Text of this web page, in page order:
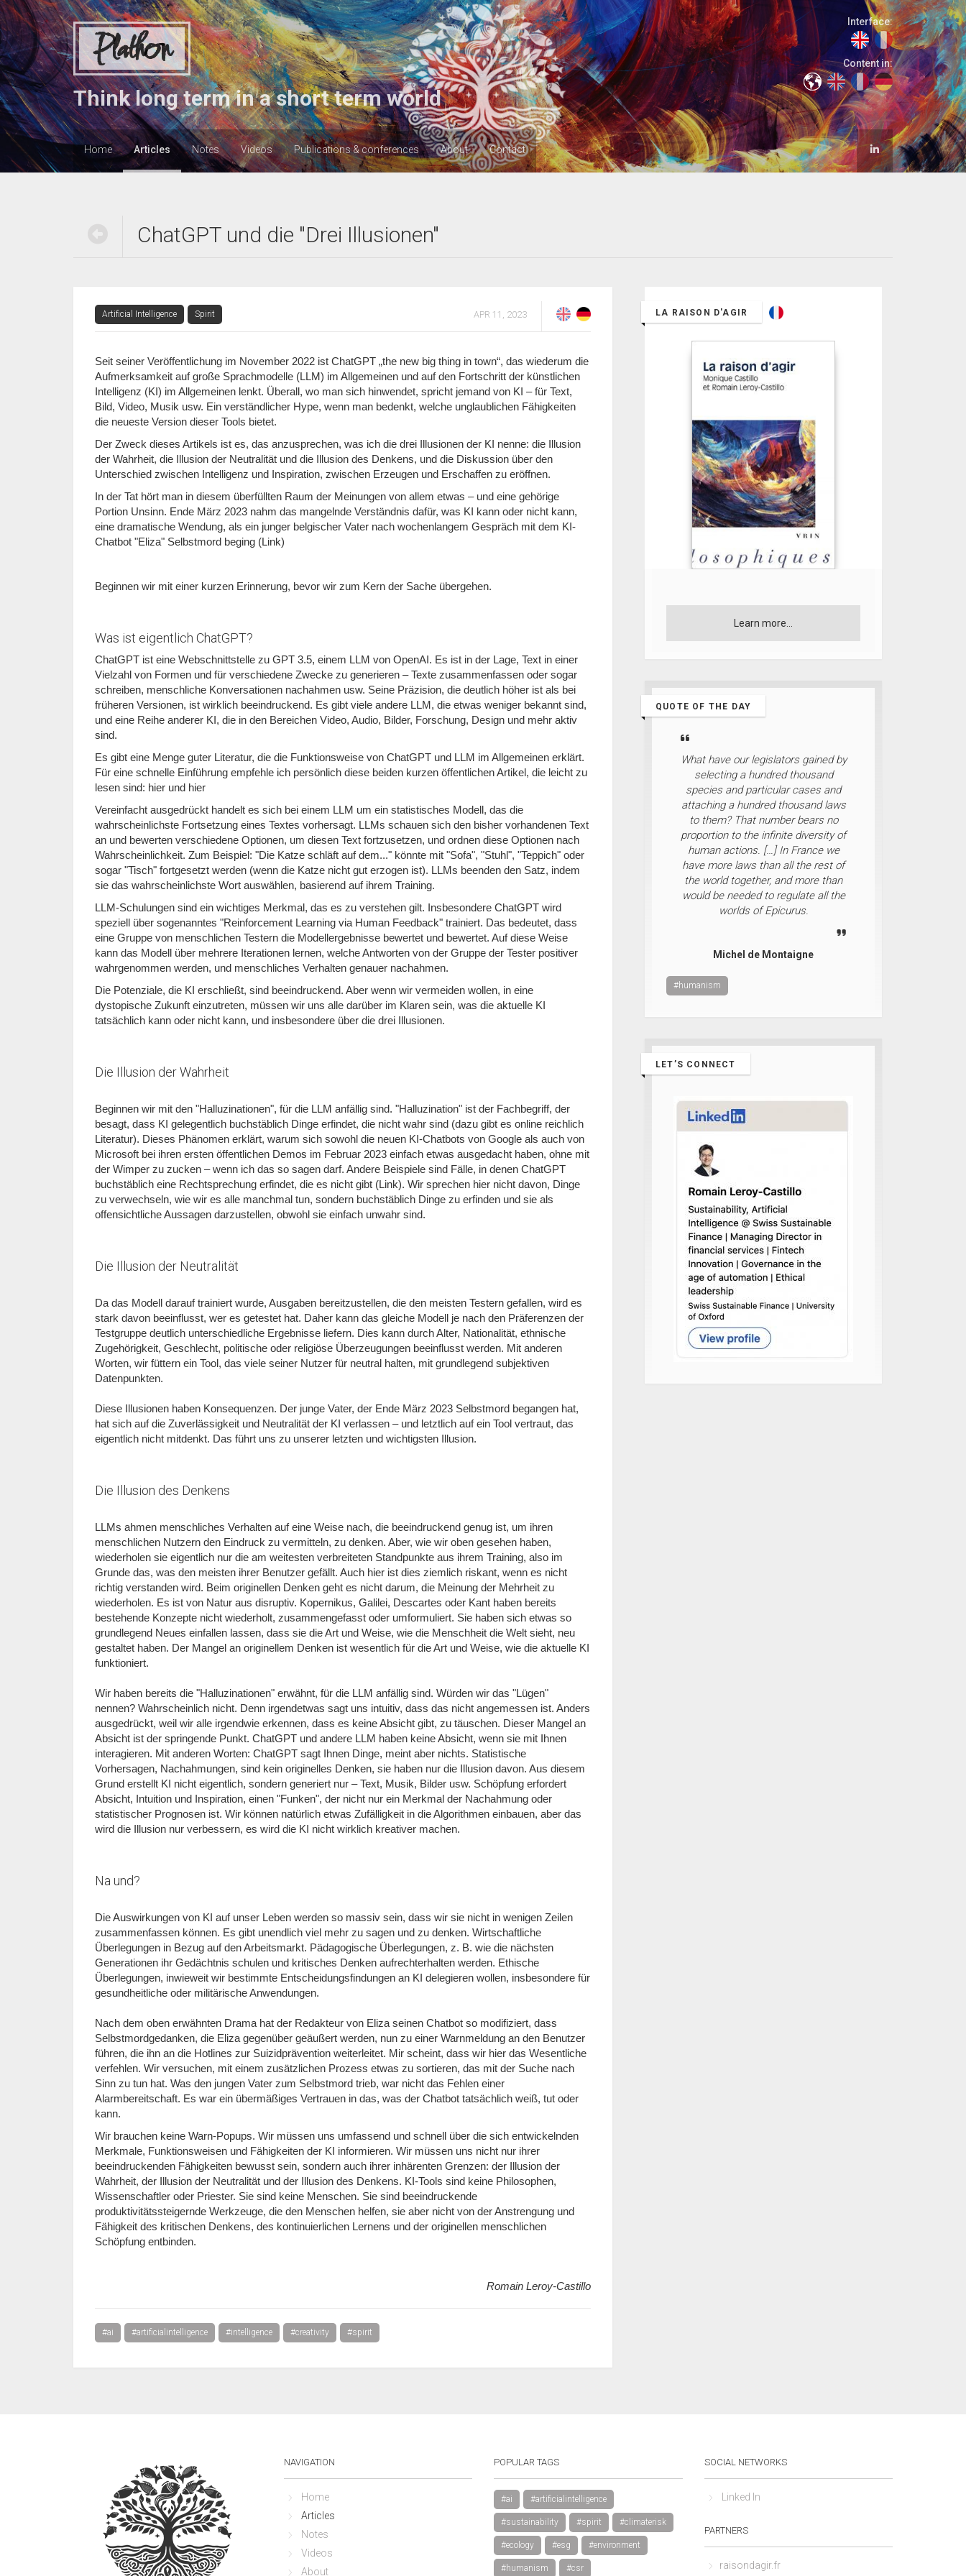
Plathon
Think long term in a short term world
Interface:
Content in:
Home Articles Notes Videos Publications & conferences About Contact
ChatGPT und die "Drei Illusionen"
Artificial Intelligence Spirit APR 11, 2023
Seit seiner Veröffentlichung im November 2022 ist ChatGPT „the new big thing in town“, das wiederum die
Aufmerksamkeit auf große Sprachmodelle (LLM) im Allgemeinen und auf den Fortschritt der künstlichen
Intelligenz (KI) im Allgemeinen lenkt. Überall, wo man sich hinwendet, spricht jemand von KI – für Text,
Bild, Video, Musik usw. Ein verständlicher Hype, wenn man bedenkt, welche unglaublichen Fähigkeiten
die neueste Version dieser Tools bietet.
Der Zweck dieses Artikels ist es, das anzusprechen, was ich die drei Illusionen der KI nenne: die Illusion
der Wahrheit, die Illusion der Neutralität und die Illusion des Denkens, und die Diskussion über den
Unterschied zwischen Intelligenz und Inspiration, zwischen Erzeugen und Erschaffen zu eröffnen.
In der Tat hört man in diesem überfüllten Raum der Meinungen von allem etwas – und eine gehörige
Portion Unsinn. Ende März 2023 nahm das mangelnde Verständnis dafür, was KI kann oder nicht kann,
eine dramatische Wendung, als ein junger belgischer Vater nach wochenlangem Gespräch mit dem KI-
Chatbot "Eliza" Selbstmord beging (Link)
Beginnen wir mit einer kurzen Erinnerung, bevor wir zum Kern der Sache übergehen.
Was ist eigentlich ChatGPT?
ChatGPT ist eine Webschnittstelle zu GPT 3.5, einem LLM von OpenAI. Es ist in der Lage, Text in einer
Vielzahl von Formen und für verschiedene Zwecke zu generieren – Texte zusammenfassen oder sogar
schreiben, menschliche Konversationen nachahmen usw. Seine Präzision, die deutlich höher ist als bei
früheren Versionen, ist wirklich beeindruckend. Es gibt viele andere LLM, die etwas weniger bekannt sind,
und eine Reihe anderer KI, die in den Bereichen Video, Audio, Bilder, Forschung, Design und mehr aktiv
sind.
Es gibt eine Menge guter Literatur, die die Funktionsweise von ChatGPT und LLM im Allgemeinen erklärt.
Für eine schnelle Einführung empfehle ich persönlich diese beiden kurzen öffentlichen Artikel, die leicht zu
lesen sind: hier und hier
Vereinfacht ausgedrückt handelt es sich bei einem LLM um ein statistisches Modell, das die
wahrscheinlichste Fortsetzung eines Textes vorhersagt. LLMs schauen sich den bisher vorhandenen Text
an und bewerten verschiedene Optionen, um diesen Text fortzusetzen, und ordnen diese Optionen nach
Wahrscheinlichkeit. Zum Beispiel: "Die Katze schläft auf dem..." könnte mit "Sofa", "Stuhl", "Teppich" oder
sogar "Tisch" fortgesetzt werden (wenn die Katze nicht gut erzogen ist). LLMs beenden den Satz, indem
sie das wahrscheinlichste Wort auswählen, basierend auf ihrem Training.
LLM-Schulungen sind ein wichtiges Merkmal, das es zu verstehen gilt. Insbesondere ChatGPT wird
speziell über sogenanntes "Reinforcement Learning via Human Feedback" trainiert. Das bedeutet, dass
eine Gruppe von menschlichen Testern die Modellergebnisse bewertet und bewertet. Auf diese Weise
kann das Modell über mehrere Iterationen lernen, welche Antworten von der Gruppe der Tester positiver
wahrgenommen werden, und menschliches Verhalten genauer nachahmen.
Die Potenziale, die KI erschließt, sind beeindruckend. Aber wenn wir vermeiden wollen, in eine
dystopische Zukunft einzutreten, müssen wir uns alle darüber im Klaren sein, was die aktuelle KI
tatsächlich kann oder nicht kann, und insbesondere über die drei Illusionen.
Die Illusion der Wahrheit
Beginnen wir mit den "Halluzinationen", für die LLM anfällig sind. "Halluzination" ist der Fachbegriff, der
besagt, dass KI gelegentlich buchstäblich Dinge erfindet, die nicht wahr sind (dazu gibt es online reichlich
Literatur). Dieses Phänomen erklärt, warum sich sowohl die neuen KI-Chatbots von Google als auch von
Microsoft bei ihren ersten öffentlichen Demos im Februar 2023 einfach etwas ausgedacht haben, ohne mit
der Wimper zu zucken – wenn ich das so sagen darf. Andere Beispiele sind Fälle, in denen ChatGPT
buchstäblich eine Rechtsprechung erfindet, die es nicht gibt (Link). Wir sprechen hier nicht davon, Dinge
zu verwechseln, wie wir es alle manchmal tun, sondern buchstäblich Dinge zu erfinden und sie als
offensichtliche Aussagen darzustellen, obwohl sie einfach unwahr sind.
Die Illusion der Neutralität
Da das Modell darauf trainiert wurde, Ausgaben bereitzustellen, die den meisten Testern gefallen, wird es
stark davon beeinflusst, wer es getestet hat. Daher kann das gleiche Modell je nach den Präferenzen der
Testgruppe deutlich unterschiedliche Ergebnisse liefern. Dies kann durch Alter, Nationalität, ethnische
Zugehörigkeit, Geschlecht, politische oder religiöse Überzeugungen beeinflusst werden. Mit anderen
Worten, wir füttern ein Tool, das viele seiner Nutzer für neutral halten, mit grundlegend subjektiven
Datenpunkten.
Diese Illusionen haben Konsequenzen. Der junge Vater, der Ende März 2023 Selbstmord begangen hat,
hat sich auf die Zuverlässigkeit und Neutralität der KI verlassen – und letztlich auf ein Tool vertraut, das
eigentlich nicht mitdenkt. Das führt uns zu unserer letzten und wichtigsten Illusion.
Die Illusion des Denkens
LLMs ahmen menschliches Verhalten auf eine Weise nach, die beeindruckend genug ist, um ihren
menschlichen Nutzern den Eindruck zu vermitteln, zu denken. Aber, wie wir oben gesehen haben,
wiederholen sie eigentlich nur die am weitesten verbreiteten Standpunkte aus ihrem Training, also im
Grunde das, was den meisten ihrer Benutzer gefällt. Auch hier ist dies ziemlich riskant, wenn es nicht
richtig verstanden wird. Beim originellen Denken geht es nicht darum, die Meinung der Mehrheit zu
wiederholen. Es ist von Natur aus disruptiv. Kopernikus, Galilei, Descartes oder Kant haben bereits
bestehende Konzepte nicht wiederholt, zusammengefasst oder umformuliert. Sie haben sich etwas so
grundlegend Neues einfallen lassen, dass sie die Art und Weise, wie die Menschheit die Welt sieht, neu
gestaltet haben. Der Mangel an originellem Denken ist wesentlich für die Art und Weise, wie die aktuelle KI
funktioniert.
Wir haben bereits die "Halluzinationen" erwähnt, für die LLM anfällig sind. Würden wir das "Lügen"
nennen? Wahrscheinlich nicht. Denn irgendetwas sagt uns intuitiv, dass das nicht angemessen ist. Anders
ausgedrückt, weil wir alle irgendwie erkennen, dass es keine Absicht gibt, zu täuschen. Dieser Mangel an
Absicht ist der springende Punkt. ChatGPT und andere LLM haben keine Absicht, wenn sie mit Ihnen
interagieren. Mit anderen Worten: ChatGPT sagt Ihnen Dinge, meint aber nichts. Statistische
Vorhersagen, Nachahmungen, sind kein originelles Denken, sie haben nur die Illusion davon. Aus diesem
Grund erstellt KI nicht eigentlich, sondern generiert nur – Text, Musik, Bilder usw. Schöpfung erfordert
Absicht, Intuition und Inspiration, einen "Funken", der nicht nur ein Merkmal der Nachahmung oder
statistischer Prognosen ist. Wir können natürlich etwas Zufälligkeit in die Algorithmen einbauen, aber das
wird die Illusion nur verbessern, es wird die KI nicht wirklich kreativer machen.
Na und?
Die Auswirkungen von KI auf unser Leben werden so massiv sein, dass wir sie nicht in wenigen Zeilen
zusammenfassen können. Es gibt unendlich viel mehr zu sagen und zu denken. Wirtschaftliche
Überlegungen in Bezug auf den Arbeitsmarkt. Pädagogische Überlegungen, z. B. wie die nächsten
Generationen ihr Gedächtnis schulen und kritisches Denken aufrechterhalten werden. Ethische
Überlegungen, inwieweit wir bestimmte Entscheidungsfindungen an KI delegieren wollen, insbesondere für
gesundheitliche oder militärische Anwendungen.
Nach dem oben erwähnten Drama hat der Redakteur von Eliza seinen Chatbot so modifiziert, dass
Selbstmordgedanken, die Eliza gegenüber geäußert werden, nun zu einer Warnmeldung an den Benutzer
führen, die ihn an die Hotlines zur Suizidprävention weiterleitet. Mir scheint, dass wir hier das Wesentliche
verfehlen. Wir versuchen, mit einem zusätzlichen Prozess etwas zu sortieren, das mit der Suche nach
Sinn zu tun hat. Was den jungen Vater zum Selbstmord trieb, war nicht das Fehlen einer
Alarmbereitschaft. Es war ein übermäßiges Vertrauen in das, was der Chatbot tatsächlich weiß, tut oder
kann.
Wir brauchen keine Warn-Popups. Wir müssen uns umfassend und schnell über die sich entwickelnden
Merkmale, Funktionsweisen und Fähigkeiten der KI informieren. Wir müssen uns nicht nur ihrer
beeindruckenden Fähigkeiten bewusst sein, sondern auch ihrer inhärenten Grenzen: der Illusion der
Wahrheit, der Illusion der Neutralität und der Illusion des Denkens. KI-Tools sind keine Philosophen,
Wissenschaftler oder Priester. Sie sind keine Menschen. Sie sind beeindruckende
produktivitätssteigernde Werkzeuge, die den Menschen helfen, sie aber nicht von der Anstrengung und
Fähigkeit des kritischen Denkens, des kontinuierlichen Lernens und der originellen menschlichen
Schöpfung entbinden.
Romain Leroy-Castillo
#ai #artificialintelligence #intelligence #creativity #spirit
LA RAISON D'AGIR
Learn more...
QUOTE OF THE DAY
What have our legislators gained by
selecting a hundred thousand
species and particular cases and
attaching a hundred thousand laws
to them? That number bears no
proportion to the infinite diversity of
human actions. […] In France we
have more laws than all the rest of
the world together, and more than
would be needed to regulate all the
worlds of Epicurus.
Michel de Montaigne
#humanism
LET’S CONNECT
NAVIGATION
Home
Articles
Notes
Videos
About
POPULAR TAGS
#ai #artificialintelligence
#sustainability #spirit #climaterisk
#ecology #esg #environment
#humanism #csr
SOCIAL NETWORKS
Linked In
PARTNERS
raisondagir.fr